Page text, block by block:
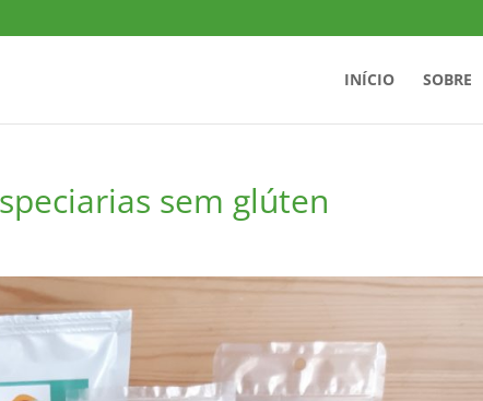
INÍCIO SOBRE
sem glúten